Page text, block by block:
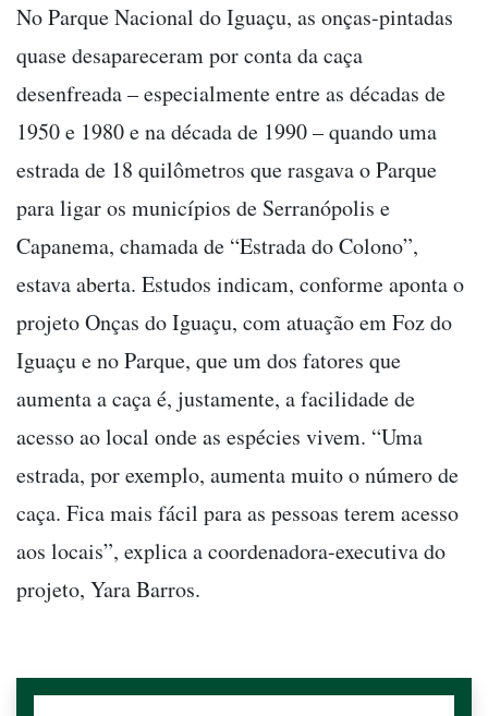
No Parque Nacional do Iguaçu, as onças-pintadas
quase desapareceram por conta da caça
desenfreada – especialmente entre as décadas de
1950 e 1980 e na década de 1990 – quando uma
estrada de 18 quilômetros que rasgava o Parque
para ligar os municípios de Serranópolis e
Capanema, chamada de “Estrada do Colono”,
estava aberta. Estudos indicam, conforme aponta o
projeto Onças do Iguaçu, com atuação em Foz do
Iguaçu e no Parque, que um dos fatores que
aumenta a caça é, justamente, a facilidade de
acesso ao local onde as espécies vivem. “Uma
estrada, por exemplo, aumenta muito o número de
caça. Fica mais fácil para as pessoas terem acesso
aos locais”, explica a coordenadora-executiva do
projeto, Yara Barros.